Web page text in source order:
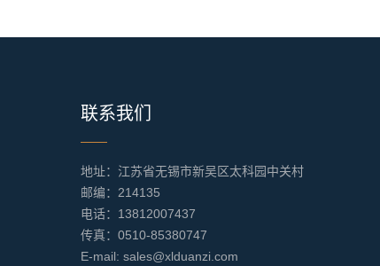
联系我们
地址：江苏省无锡市新吴区太科园中关村
邮编：214135
电话：13812007437
传真：0510-85380747
E-mail: sales@xlduanzi.com